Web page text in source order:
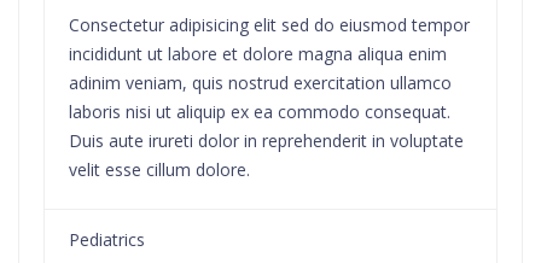
Consectetur adipisicing elit sed do eiusmod tempor
incididunt ut labore et dolore magna aliqua enim
adinim veniam, quis nostrud exercitation ullamco
laboris nisi ut aliquip ex ea commodo consequat.
Duis aute irureti dolor in reprehenderit in voluptate
velit esse cillum dolore.
Pediatrics